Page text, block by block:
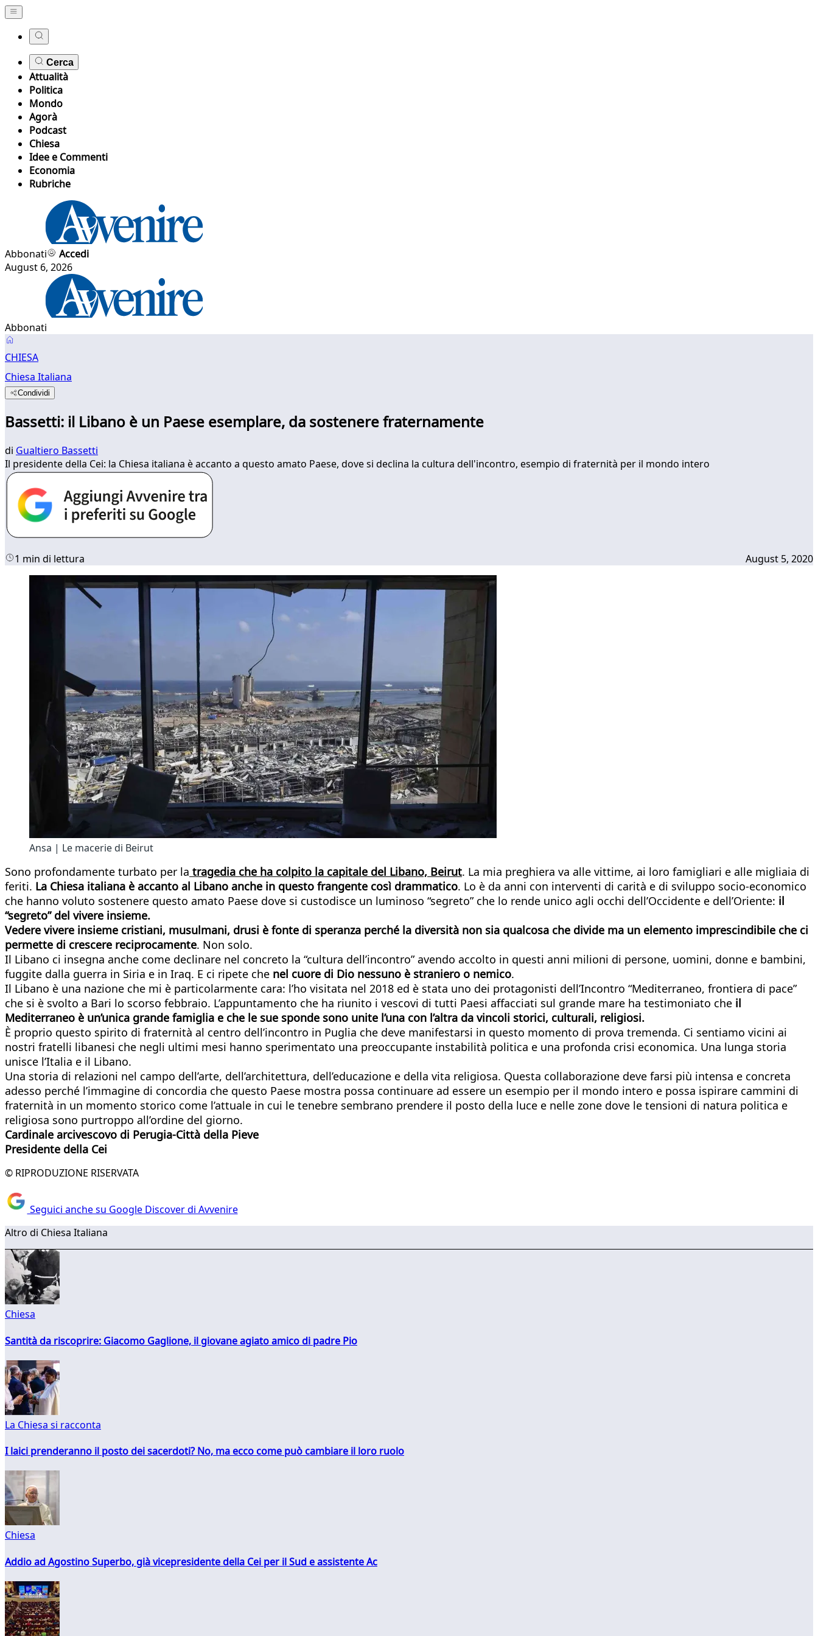
Cerca
Attualità
Politica
Mondo
Agorà
Podcast
Chiesa
Idee e Commenti
Economia
Rubriche
Abbonati
Accedi
August 6, 2026
Abbonati
CHIESA
Chiesa Italiana
Condividi
Bassetti: il Libano è un Paese esemplare, da sostenere fraternamente
di Gualtiero Bassetti
Il presidente della Cei: la Chiesa italiana è accanto a questo amato Paese, dove si declina la cultura dell'incontro, esempio di fraternità per il mondo intero
1 min di lettura August 5, 2020
Ansa | Le macerie di Beirut
Sono profondamente turbato per la tragedia che ha colpito la capitale del Libano, Beirut. La mia preghiera va alle vittime, ai loro famigliari e alle migliaia di
feriti. La Chiesa italiana è accanto al Libano anche in questo frangente così drammatico. Lo è da anni con interventi di carità e di sviluppo socio-economico
che hanno voluto sostenere questo amato Paese dove si custodisce un luminoso “segreto” che lo rende unico agli occhi dell’Occidente e dell’Oriente: il
“segreto” del vivere insieme.
Vedere vivere insieme cristiani, musulmani, drusi è fonte di speranza perché la diversità non sia qualcosa che divide ma un elemento imprescindibile che ci
permette di crescere reciprocamente. Non solo.
Il Libano ci insegna anche come declinare nel concreto la “cultura dell’incontro” avendo accolto in questi anni milioni di persone, uomini, donne e bambini,
fuggite dalla guerra in Siria e in Iraq. E ci ripete che nel cuore di Dio nessuno è straniero o nemico.
Il Libano è una nazione che mi è particolarmente cara: l’ho visitata nel 2018 ed è stata uno dei protagonisti dell’Incontro “Mediterraneo, frontiera di pace”
che si è svolto a Bari lo scorso febbraio. L’appuntamento che ha riunito i vescovi di tutti Paesi affacciati sul grande mare ha testimoniato che il
Mediterraneo è un’unica grande famiglia e che le sue sponde sono unite l’una con l’altra da vincoli storici, culturali, religiosi.
È proprio questo spirito di fraternità al centro dell’incontro in Puglia che deve manifestarsi in questo momento di prova tremenda. Ci sentiamo vicini ai
nostri fratelli libanesi che negli ultimi mesi hanno sperimentato una preoccupante instabilità politica e una profonda crisi economica. Una lunga storia
unisce l’Italia e il Libano.
Una storia di relazioni nel campo dell’arte, dell’architettura, dell’educazione e della vita religiosa. Questa collaborazione deve farsi più intensa e concreta
adesso perché l’immagine di concordia che questo Paese mostra possa continuare ad essere un esempio per il mondo intero e possa ispirare cammini di
fraternità in un momento storico come l’attuale in cui le tenebre sembrano prendere il posto della luce e nelle zone dove le tensioni di natura politica e
religiosa sono purtroppo all’ordine del giorno.
Cardinale arcivescovo di Perugia-Città della Pieve
Presidente della Cei
© RIPRODUZIONE RISERVATA
Seguici anche su Google Discover di Avvenire
Altro di Chiesa Italiana
Chiesa
Santità da riscoprire: Giacomo Gaglione, il giovane agiato amico di padre Pio
La Chiesa si racconta
I laici prenderanno il posto dei sacerdoti? No, ma ecco come può cambiare il loro ruolo
Chiesa
Addio ad Agostino Superbo, già vicepresidente della Cei per il Sud e assistente Ac